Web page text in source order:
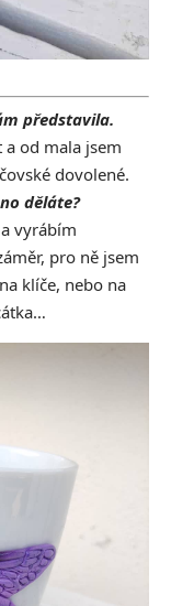
představila.
a od mala jsem
dovolené.
děláte?
vyrábím
pro ně jsem
klíče, nebo na